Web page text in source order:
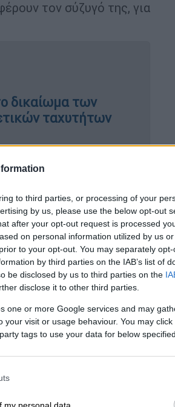
to third parties, or processing of your
by us, please use the below opt-out
after your opt-out request is processed
on personal information utilized by us
to your opt-out. You may separately
by third parties on the IAB’s list of
be disclosed by us to third parties on the
disclose it to other third parties.
one or more Google services and may
your visit or usage behaviour. You may
tags to use your data for below
personal data.
τον σύζυγό της, για
δικαίωμα των
ταχυτήτων
κυκλοφόρησαν την
του δικαιώματος
στην επιλογή
ότι, οι
θέλουν να κάνουν
παρέμβαση ή
για την προεδρία των
έχει βασιστεί στις
ατομική
γυναίκας που την
σώμα της; Το